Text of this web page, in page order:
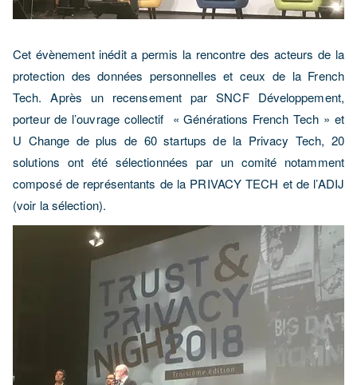
Cet évènement inédit a permis la rencontre des acteurs de la
protection des données personnelles et ceux de la French
Tech. Après un recensement par SNCF Développement,
porteur de l’ouvrage collectif « Générations French Tech » et
U Change de plus de 60 startups de la Privacy Tech, 20
solutions ont été sélectionnées par un comité notamment
composé de représentants de la PRIVACY TECH et de l’ADIJ
(voir la sélection).